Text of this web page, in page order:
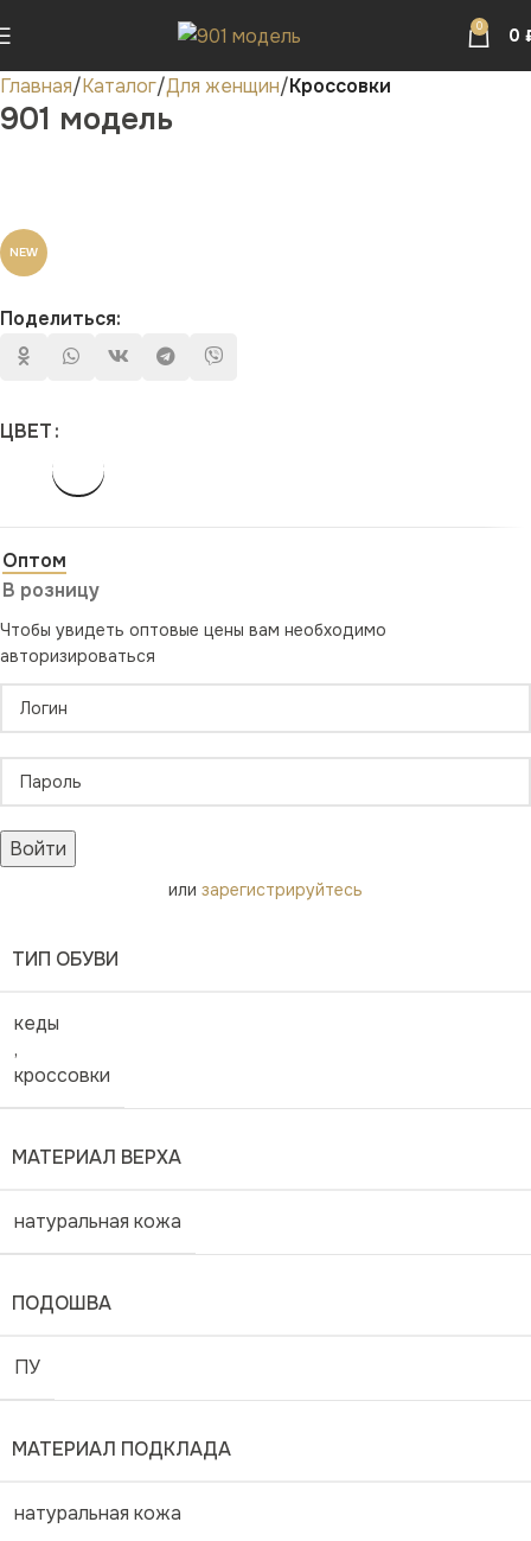
0 0
Главная Каталог Для женщин Кроссовки
901 модель
NEW
Поделиться:
ЦВЕТ
Оптом
В розницу
Чтобы увидеть оптовые цены вам необходимо
авторизироваться
Войти
или зарегистрируйтесь
ТИП ОБУВИ
кеды
,
кроссовки
МАТЕРИАЛ ВЕРХА
натуральная кожа
ПОДОШВА
ПУ
МАТЕРИАЛ ПОДКЛАДА
натуральная кожа